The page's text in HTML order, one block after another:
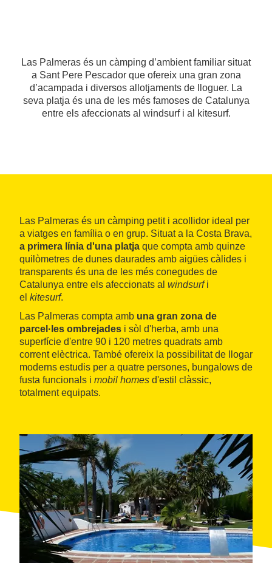
Las Palmeras és un càmping d’ambient familiar situat
a Sant Pere Pescador que ofereix una gran zona
d’acampada i diversos allotjaments de lloguer. La
seva platja és una de les més famoses de Catalunya
entre els afeccionats al windsurf i al kitesurf.
Las Palmeras és un càmping petit i acollidor ideal per
a viatges en família o en grup. Situat a la Costa Brava,
a primera línia d'una platja que compta amb quinze
quilòmetres de dunes daurades amb aigües càlides i
transparents és una de les més conegudes de
Catalunya entre els afeccionats al windsurfi
el kitesurf.
Las Palmeras compta amb una gran zona de
parcel·les ombrejades i sòl d'herba, amb una
superfície d'entre 90 i 120 metres quadrats amb
corrent elèctrica. També ofereix la possibilitat de llogar
moderns estudis per a quatre persones, bungalows de
fusta funcionals i mobil homes d'estil clàssic,
totalment equipats.